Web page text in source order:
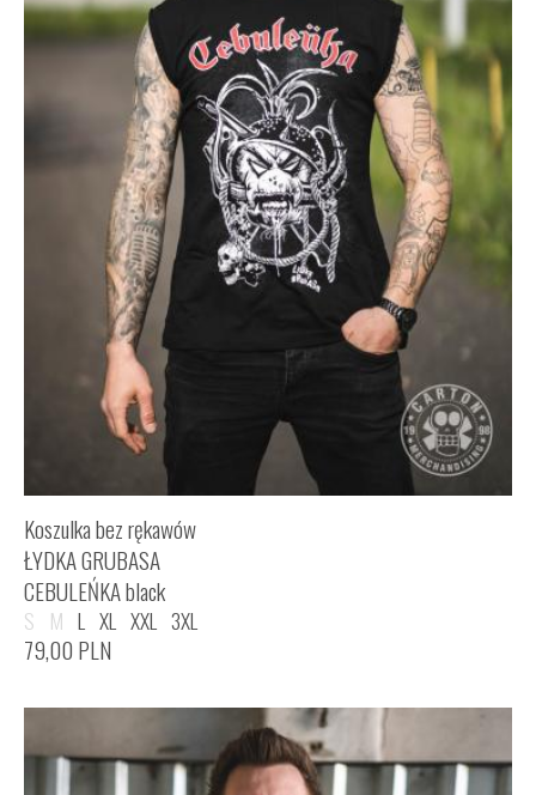
Koszulka bez rękawów
ŁYDKA GRUBASA
CEBULEŃKA black
S M L XL XXL 3XL
79,00 PLN